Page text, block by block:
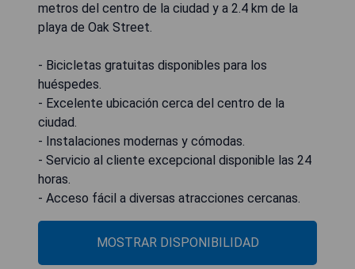
metros del centro de la ciudad y a 2.4 km de la
playa de Oak Street.
- Bicicletas gratuitas disponibles para los
huéspedes.
- Excelente ubicación cerca del centro de la
ciudad.
- Instalaciones modernas y cómodas.
- Servicio al cliente excepcional disponible las 24
horas.
- Acceso fácil a diversas atracciones cercanas.
MOSTRAR DISPONIBILIDAD